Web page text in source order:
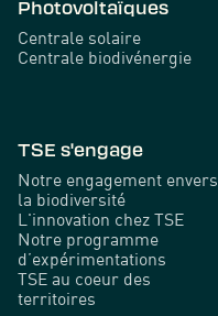
Photovoltaïques
Centrale solaire
Centrale biodivénergie
TSE s'engage
Notre engagement envers
la biodiversité
L'innovation chez TSE
Notre programme
d’expérimentations
TSE au coeur des
territoires